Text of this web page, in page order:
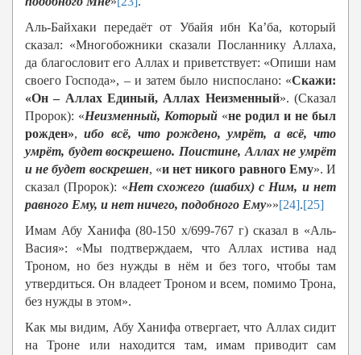
Аль-Байхаки передаёт от Убайя ибн Ка’ба, который
сказал: «Многобожники сказали Посланнику Аллаха,
да благословит его Аллах и приветствует: «Опиши нам
своего Господа», – и затем было ниспослано: «Скажи:
«Он – Аллах Единый, Аллах Неизменный». (Сказал
Пророк): «Неизменный, Который «не родил и не был
рожден»,ибо всё, что рождено, умрёт, а всё, что
умрёт, будет воскрешено. Поистине, Аллах не умрёт
и не будет воскрешен, «и нет никого равного Ему». И
сказал (Пророк): «Нет схожего (шабих) с Ним, и нет
равного Ему, и нет ничего, подобного Ему»»[24].[25]
Имам Абу Ханифа (80-150 х/699-767 г) сказал в «Аль-
Васия»: «Мы подтверждаем, что Аллах истива над
Троном, но без нужды в нём и без того, чтобы там
утвердиться. Он владеет Троном и всем, помимо Трона,
без нужды в этом».
Как мы видим, Абу Ханифа отвергает, что Аллах сидит
на Троне или находится там, имам приводит сам